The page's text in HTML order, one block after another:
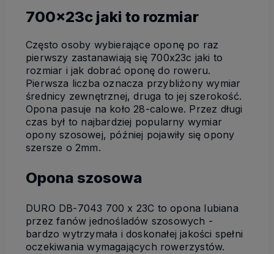
700x23c jaki to rozmiar
Często osoby wybierające oponę po raz
pierwszy zastanawiają się 700x23c jaki to
rozmiar i jak dobrać oponę do roweru.
Pierwsza liczba oznacza przybliżony wymiar
średnicy zewnętrznej, druga to jej szerokość.
Opona pasuje na koło 28-calowe. Przez długi
czas był to najbardziej popularny wymiar
opony szosowej, później pojawiły się opony
szersze o 2mm.
Opona szosowa
DURO DB-7043 700 x 23C to opona lubiana
przez fanów jednośladów szosowych -
bardzo wytrzymała i doskonałej jakości spełni
oczekiwania wymagających rowerzystów.